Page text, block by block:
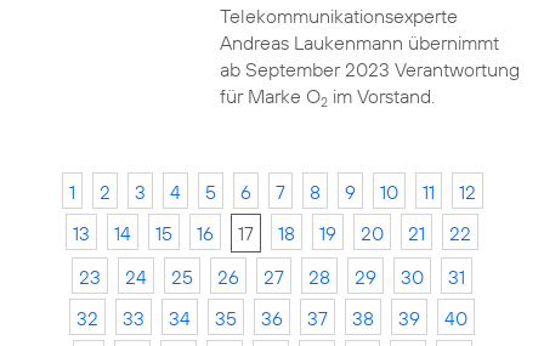
Telekommunikationsexperte
Andreas Laukenmann übernimmt
ab September 2023 Verantwortung
für Marke O2im Vorstand.
1 2 3 4 5 6 7 8 9 10 11
12
13
14 15 16 17 18 19 20 21
22
23
24 25 26 27 28 29 30
31
32
33 34 35 36 37 38 39
40